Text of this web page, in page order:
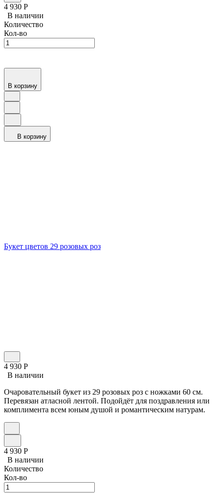
4 930 Р
В наличии
Количество
Кол-во
В корзину
В корзину
Букет цветов 29 розовых роз
4 930 Р
В наличии
Очаровательный букет из 29 розовых роз с ножками 60 см.
Перевязан атласной лентой. Подойдёт для поздравления или
комплимента всем юным душой и романтическим натурам.
4 930 Р
В наличии
Количество
Кол-во